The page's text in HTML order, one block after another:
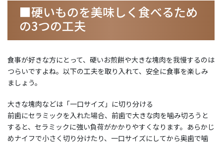
■硬いものを美味しく食べるため
の3つの工夫
食事が好きな方にとって、硬いお煎餅や大きな塊肉を我慢するのは
つらいですよね。以下の工夫を取り入れて、安全に食事を楽しみ
ましょう。
大きな塊肉などは「一口サイズ」に切り分ける
前歯にセラミックを入れた場合、前歯で大きな肉を噛み切ろうと
すると、セラミックに強い負荷がかかりやすくなります。あらかじ
めナイフで小さく切り分けたり、一口サイズにしてから奥歯で噛